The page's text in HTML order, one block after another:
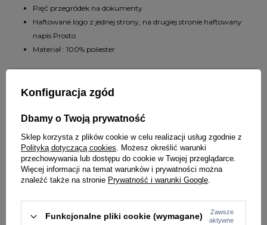
Pięć przegródek na dokumenty
Haftowane logo z jednej strony, na drugiej stronie haftowany
napis Prosto
Materiał : 100% poliester
Potwierdź obecność oznaczeń lub etykiet
wymaganych przepisami
ZADAJ PYTANIE
WYBRANE DLA CIEBIE
Konfiguracja zgód
Dbamy o Twoją prywatność
Sklep korzysta z plików cookie w celu realizacji usług zgodnie z
Polityką dotyczącą cookies. Możesz określić warunki
przechowywania lub dostępu do cookie w Twojej przeglądarce.
Więcej informacji na temat warunków i prywatności można
znaleźć także na stronie Prywatność i warunki Google.
Funkcjonalne pliki cookie (wymagane)
Zawsze
aktywne